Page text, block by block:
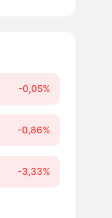
-0,05%
-0,86%
-3,33%